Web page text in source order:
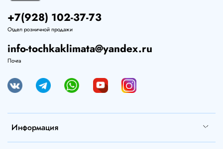
Информация
+7(928) 102-37-73
Отдел розничной продажи
info-tochkaklimata@yandex.ru
Почта